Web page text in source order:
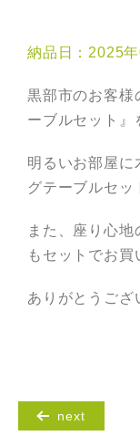
納品日：2025
黒部市のお客様
ーブルセット』
明るいお部屋に
グテーブルセッ
また、座り心
もセットでお買
ありがとうござ
next